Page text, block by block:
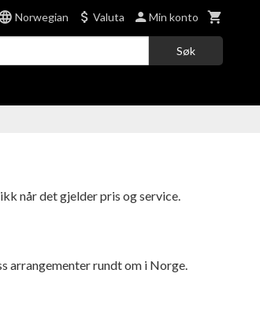
Norwegian Valuta Min konto
Søk
når det gjelder pris og service.
arrangementer rundt om i Norge.